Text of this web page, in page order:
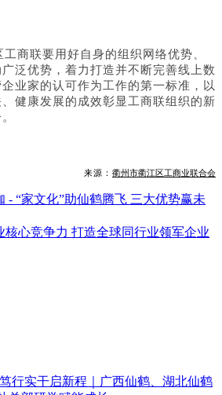
商联要用好自身的组织网络优势、
泛优势，着力打造并不断完善线上数
业家的认可作为工作的第一标准，以
健康发展的成效彰显工商联组织的新
来源： 衢州市衢江区工商业联合会
- “家文化”助仙鹤腾飞 三大优势赢未
核心竞争力 打造全球同行业领军企业
行实干启新程｜广西仙鹤、湖北仙鹤